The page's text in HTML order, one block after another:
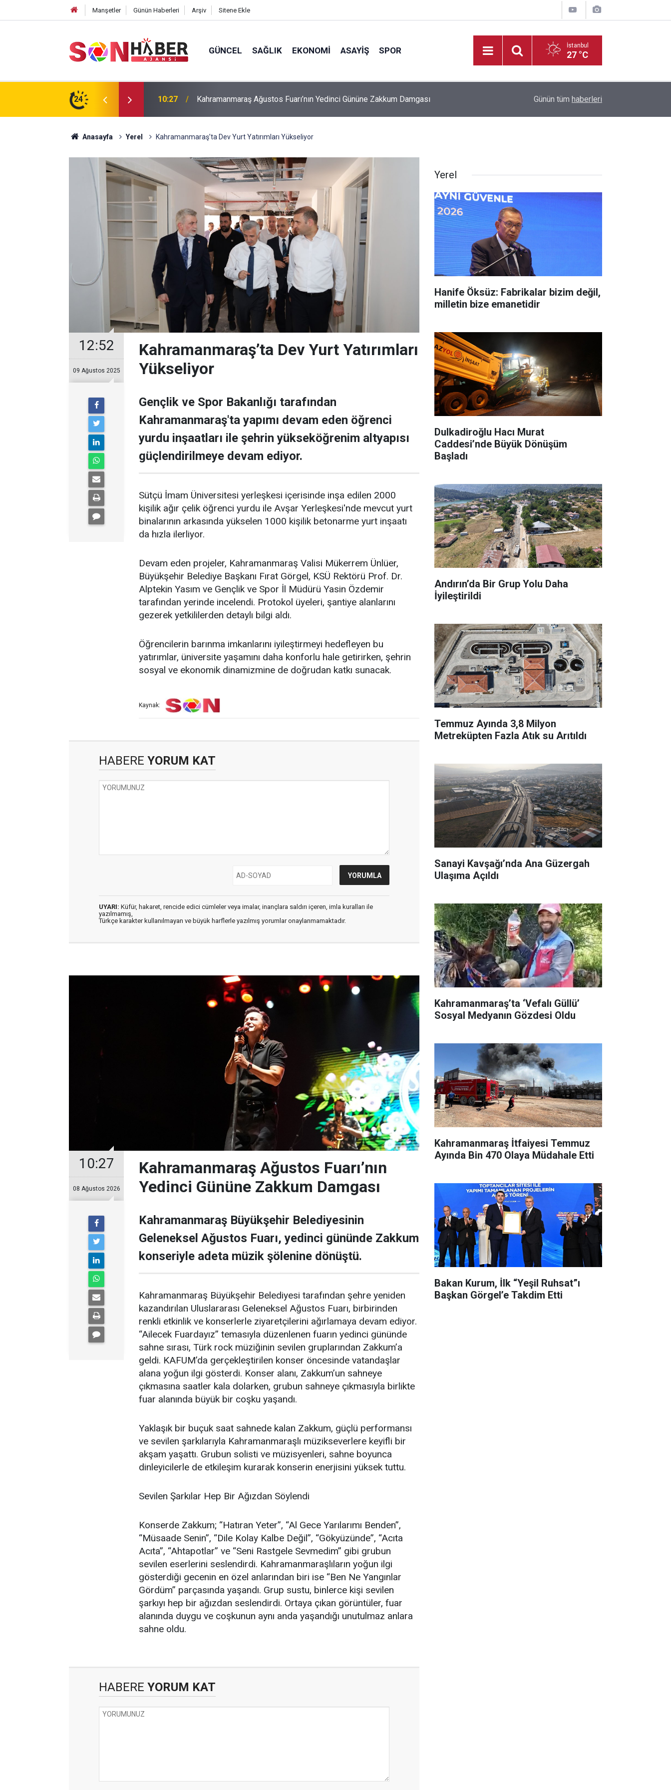
Manşetler Günün Haberleri Arşiv Sitene Ekle
GÜNCEL SAĞLIK EKONOMI ASAYIŞ SPOR İstanbul
27 °C
24
Yedinci Gününe Zakkum Damgası 10:20 Hanife Öksüz: Fabrikalar bizim değil, milletin bize emanetidir TSYD Kahramanmaraş Cup’ta altyapı heyecanı
Günün tüm haberleri
Anasayfa Yerel Kahramanmaraş’ta Dev Yurt Yatırımları Yükseliyor
12:52
09 Ağustos 2025
Kahramanmaraş’ta Dev Yurt Yatırımları
Yükseliyor
Gençlik ve Spor Bakanlığı tarafından
Kahramanmaraş'ta yapımı devam eden öğrenci
yurdu inşaatları ile şehrin yükseköğrenim altyapısı
güçlendirilmeye devam ediyor.
Sütçü İmam Üniversitesi yerleşkesi içerisinde inşa edilen 2000
kişilik ağır çelik öğrenci yurdu ile Avşar Yerleşkesi'nde mevcut yurt
binalarının arkasında yükselen 1000 kişilik betonarme yurt inşaatı
da hızla ilerliyor.
Devam eden projeler, Kahramanmaraş Valisi Mükerrem Ünlüer,
Büyükşehir Belediye Başkanı Fırat Görgel, KSÜ Rektörü Prof. Dr.
Alptekin Yasım ve Gençlik ve Spor İl Müdürü Yasin Özdemir
tarafından yerinde incelendi. Protokol üyeleri, şantiye alanlarını
gezerek yetkililerden detaylı bilgi aldı.
Öğrencilerin barınma imkanlarını iyileştirmeyi hedefleyen bu
yatırımlar, üniversite yaşamını daha konforlu hale getirirken, şehrin
sosyal ve ekonomik dinamizmine de doğrudan katkı sunacak.
Kaynak:
HABERE YORUM KAT
UYARI: Küfür, hakaret, rencide edici cümleler veya imalar, inançlara saldırı içeren, imla kuralları ile
yazılmamış,
Türkçe karakter kullanılmayan ve büyük harflerle yazılmış yorumlar onaylanmamaktadır.
10:27
08 Ağustos 2026
Kahramanmaraş Ağustos Fuarı’nın
Yedinci Gününe Zakkum Damgası
Kahramanmaraş Büyükşehir Belediyesinin
Geleneksel Ağustos Fuarı, yedinci gününde Zakkum
konseriyle adeta müzik şölenine dönüştü.
Kahramanmaraş Büyükşehir Belediyesi tarafından şehre yeniden
kazandırılan Uluslararası Geleneksel Ağustos Fuarı, birbirinden
renkli etkinlik ve konserlerle ziyaretçilerini ağırlamaya devam ediyor.
“Ailecek Fuardayız” temasıyla düzenlenen fuarın yedinci gününde
sahne sırası, Türk rock müziğinin sevilen gruplarından Zakkum’a
geldi. KAFUM’da gerçekleştirilen konser öncesinde vatandaşlar
alana yoğun ilgi gösterdi. Konser alanı, Zakkum’un sahneye
çıkmasına saatler kala dolarken, grubun sahneye çıkmasıyla birlikte
fuar alanında büyük bir coşku yaşandı.
Yaklaşık bir buçuk saat sahnede kalan Zakkum, güçlü performansı
ve sevilen şarkılarıyla Kahramanmaraşlı müzikseverlere keyifli bir
akşam yaşattı. Grubun solisti ve müzisyenleri, sahne boyunca
dinleyicilerle de etkileşim kurarak konserin enerjisini yüksek tuttu.
Sevilen Şarkılar Hep Bir Ağızdan Söylendi
Konserde Zakkum; “Hatıran Yeter”, “Al Gece Yarılarımı Benden”,
“Müsaade Senin”, “Dile Kolay Kalbe Değil”, “Gökyüzünde”, “Acıta
Acıta”, “Ahtapotlar” ve “Seni Rastgele Sevmedim” gibi grubun
sevilen eserlerini seslendirdi. Kahramanmaraşlıların yoğun ilgi
gösterdiği gecenin en özel anlarından biri ise “Ben Ne Yangınlar
Gördüm” parçasında yaşandı. Grup sustu, binlerce kişi sevilen
şarkıyı hep bir ağızdan seslendirdi. Ortaya çıkan görüntüler, fuar
alanında duygu ve coşkunun aynı anda yaşandığı unutulmaz anlara
sahne oldu.
HABERE YORUM KAT
Yerel
Hanife Öksüz: Fabrikalar bizim değil,
milletin bize emanetidir
Dulkadiroğlu Hacı Murat
Caddesi’nde Büyük Dönüşüm
Başladı
Andırın’da Bir Grup Yolu Daha
İyileştirildi
Temmuz Ayında 3,8 Milyon
Metreküpten Fazla Atık su Arıtıldı
Sanayi Kavşağı’nda Ana Güzergah
Ulaşıma Açıldı
Kahramanmaraş’ta ‘Vefalı Güllü’
Sosyal Medyanın Gözdesi Oldu
Kahramanmaraş İtfaiyesi Temmuz
Ayında Bin 470 Olaya Müdahale Etti
Bakan Kurum, İlk “Yeşil Ruhsat”ı
Başkan Görgel’e Takdim Etti